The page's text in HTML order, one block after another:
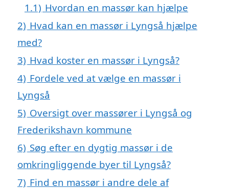
1.1) Hvordan en massør kan hjælpe
2) Hvad kan en massør i Lyngså hjælpe
med?
3) Hvad koster en massør i Lyngså?
4) Fordele ved at vælge en massør i
Lyngså
5) Oversigt over massører i Lyngså og
Frederikshavn kommune
6) Søg efter en dygtig massør i de
omkringliggende byer til Lyngså?
7) Find en massør i andre dele af